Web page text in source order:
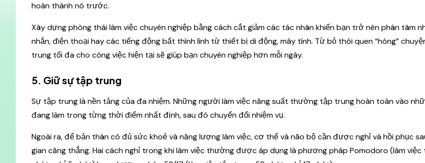
hoàn thành nó trước.
Xây dựng phòng thái làm việc chuyên nghiệp bằng cách cắt giảm các tác nhân khiến bạn trở nên phân tâm
nhắn, điện thoại hay các tiếng động bất thình lình từ thiết bị di động, máy tính. Từ bỏ thói quen “hóng”
trung tối đa cho công việc hiện tại sẽ giúp bạn chuyên nghiệp hơn mỗi ngày.
5. Giữ sự tập trung
Sự tập trung là nền tảng của đa nhiệm. Những người làm việc năng suất thường tập trung hoàn toàn vào
đang làm trong từng thời điểm nhất định, sau đó chuyển đổi nhiệm vụ.
Ngoài ra, để bản thân có đủ sức khoẻ và năng lượng làm việc, cơ thể và não bộ cần được nghỉ và hồi phục
gian căng thẳng. Hai cách nghỉ trong khi làm việc thường được áp dụng là phương pháp Pomodoro (làm